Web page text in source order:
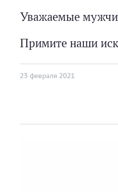
Уважаемые
Примите наши
23 февраля 2021